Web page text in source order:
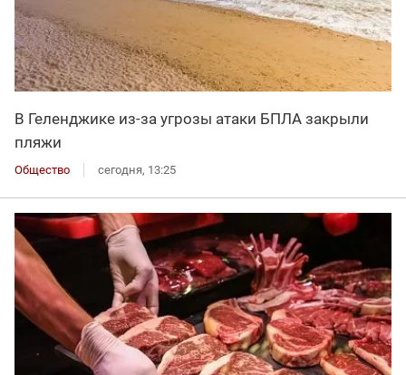
В Геленджике из-за угрозы атаки БПЛА закрыли
пляжи
Общество сегодня, 13:25